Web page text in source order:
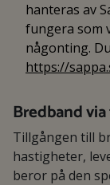
hanteras av
fungera som
någonting.
https://
Bredband
Tillgången till
hastigheter,
beror på den